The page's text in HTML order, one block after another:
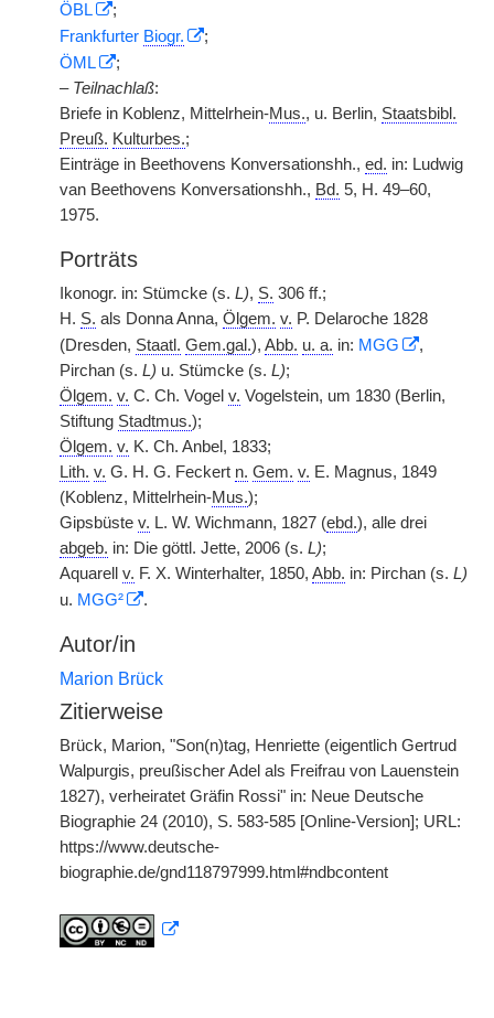
ÖBL
;
Frankfurter Biogr.
;
ÖML
;
– Teilnachlaß:
Briefe in Koblenz, Mittelrhein-Mus., u. Berlin, Staatsbibl.
Preuß. Kulturbes.;
Einträge in Beethovens Konversationshh., ed. in: Ludwig
van Beethovens Konversationshh., Bd. 5, H. 49–60,
1975.
Porträts
Ikonogr. in: Stümcke (s. L), S. 306 ff.;
H. S. als Donna Anna, Ölgem. v. P. Delaroche 1828
(Dresden, Staatl. Gem.gal.), Abb. u. a. in: MGG
,
Pirchan (s. L) u. Stümcke (s. L);
Ölgem. v. C. Ch. Vogel v. Vogelstein, um 1830 (Berlin,
Stiftung Stadtmus.);
Ölgem. v. K. Ch. Anbel, 1833;
Lith. v. G. H. G. Feckert n. Gem. v. E. Magnus, 1849
(Koblenz, Mittelrhein-Mus.);
Gipsbüste v. L. W. Wichmann, 1827 (ebd.), alle drei
abgeb. in: Die göttl. Jette, 2006 (s. L);
Aquarell v. F. X. Winterhalter, 1850, Abb. in: Pirchan (s. L)
u. MGG² .
Autor/in
Marion Brück
Zitierweise
Brück, Marion, "Son(n)tag, Henriette (eigentlich Gertrud
Walpurgis, preußischer Adel als Freifrau von Lauenstein
1827), verheiratet Gräfin Rossi" in: Neue Deutsche
Biographie 24 (2010), S. 583-585 [Online-Version]; URL:
https://www.deutsche-
biographie.de/gnd118797999.html#ndbcontent